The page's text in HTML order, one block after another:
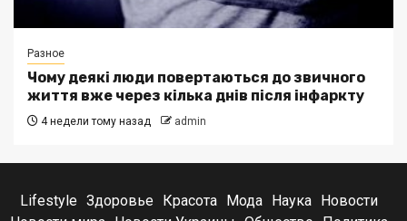
Разное
Чому деякі люди повертаються до звичного
життя вже через кілька днів після інфаркту
4 недели тому назад admin
Lifestyle Здоровье Красота Мода Наука
Новости